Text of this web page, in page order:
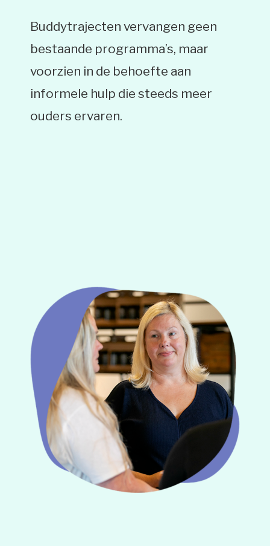
Buddytrajecten vervangen geen
bestaande programma’s, maar
voorzien in de behoefte aan
informele hulp die steeds meer
ouders ervaren.